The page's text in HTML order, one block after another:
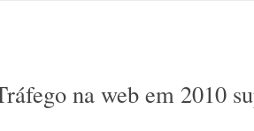
na web em 2010